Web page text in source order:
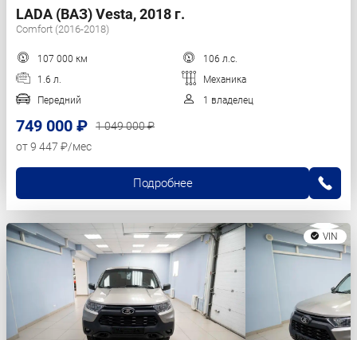
LADA (ВАЗ) Vesta, 2018 г.
Comfort (2016-2018)
107 000 км
106 л.с.
1.6 л.
Механика
Передний
1 владелец
749 000 ₽
1 049 000 ₽
от 9 447 ₽/мес
Подробнее
VIN